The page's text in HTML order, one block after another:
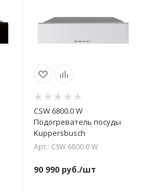
CSW 6800.0 W
Подогреватель посуды
Kuppersbusch
Арт.: CSW 6800.0 W
90 990руб./шт